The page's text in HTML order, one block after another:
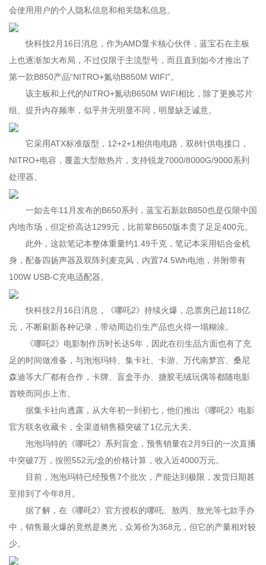
会使用用户的个人隐私信息和相关隐私信息。
快科技2月16日消息，作为AMD显卡核心伙伴，蓝宝石在主板
上也逐渐加大布局，不过仅限于主流型号，而且直到如今才推出了
第一款B850产品“NITRO+氮动B850M WIFI”。
该主板和上代的NITRO+氮动B650M WIFI相比，除了更换芯片
组、提升内存频率，似乎并无明显不同，明显缺乏诚意。
它采用ATX标准版型，12+2+1相供电电路，双8针供电接口，
NITRO+电容，覆盖大型散热片，支持锐龙7000/8000G/9000系列
处理器。
一如去年11月发布的B650系列，蓝宝石新款B850也是仅限中国
内地市场，但定价高达1299元，比前辈B650版本贵了足足400元。
此外，这款笔记本整体重量约1.49千克，笔记本采用铝合金机
身，配备四扬声器及双阵列麦克风，内置74.5Wh电池，并附带有
100W USB-C充电适配器。
快科技2月16日消息，《哪吒2》持续火爆，总票房已超118亿
元，不断刷新各种记录，带动周边衍生产品也火得一塌糊涂。
《哪吒2》电影制作历时长达5年，因此在衍生品方面也有了充
足的时间做准备，与泡泡玛特、集卡社、卡游、万代南梦宫、桑尼
森迪等大厂都有合作，卡牌、盲盒手办、搪胶毛绒玩偶等都随电影
首映而同步上市。
据集卡社向透露，从大年初一到初七，他们推出《哪吒2》电影
官方联名收藏卡，全渠道销售额突破了1亿元大关。
泡泡玛特的《哪吒2》系列盲盒，预售销量在2月9日的一次直播
中突破7万，按照552元/盒的价格计算，收入近4000万元。
目前，泡泡玛特已经预售7个批次，产能达到极限，发货日期甚
至排到了今年8月。
据了解，在《哪吒2》官方授权的哪吒、敖丙、敖光等七款手办
中，销售最火爆的竟然是奥光，众筹价为368元，但它的产量相对较
少。